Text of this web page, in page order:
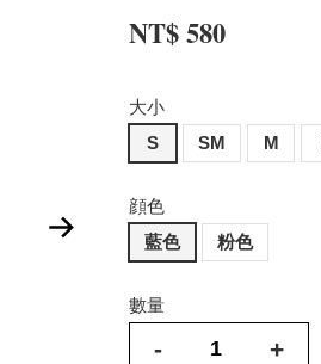
NT$ 580
大小
S
SM M
顔色
藍色
粉色
數量
- +